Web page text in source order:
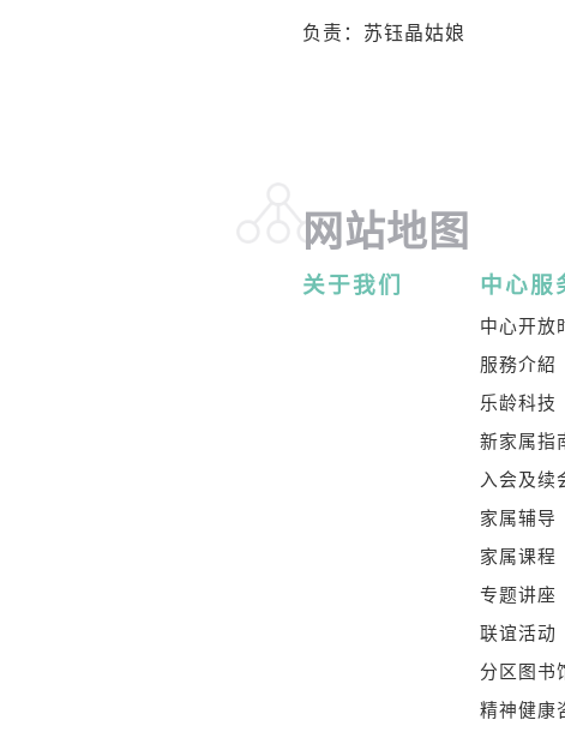
负责：苏钰晶姑娘
网站地图
关于我们 中心服
中心开放
服務介紹
乐龄科技
新家属指
入会及续
家属辅导
家属课程
专题讲座
联谊活动
分区图书
精神健康